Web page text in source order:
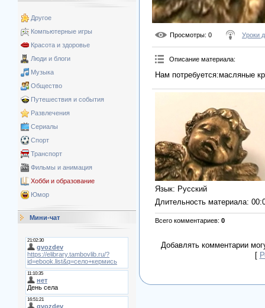
Другое
Компьютерные игры
Красота и здоровье
Люди и блоги
Музыка
Общество
Путешествия и события
Развлечения
Сериалы
Спорт
Транспорт
Фильмы и анимация
Хобби и образование
Юмор
Мини-чат
Просмотры: 0 Уроки
Описание материала:
Нам потребуется:масляные
Язык: Русский
Длительность материала:
Всего комментариев: 0
Добавлять комментарии
[